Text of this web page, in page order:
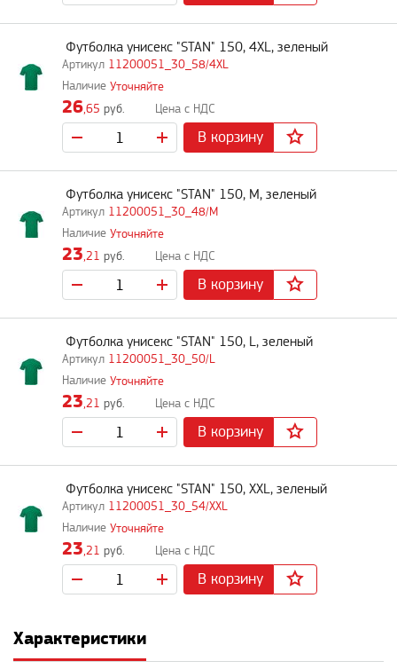
11200051_30_58/4XL
Футболка унисекс "STAN" 150, 4XL, зеленый
Уточняйте
26,65 руб.
В корзину
11200051_30_48/M
Футболка унисекс "STAN" 150, M, зеленый
Уточняйте
23,21 руб.
В корзину
11200051_30_50/L
Футболка унисекс "STAN" 150, L, зеленый
Уточняйте
23,21 руб.
В корзину
11200051_30_54/XXL
Футболка унисекс "STAN" 150, XXL, зеленый
Уточняйте
23,21 руб.
В корзину
Характеристики